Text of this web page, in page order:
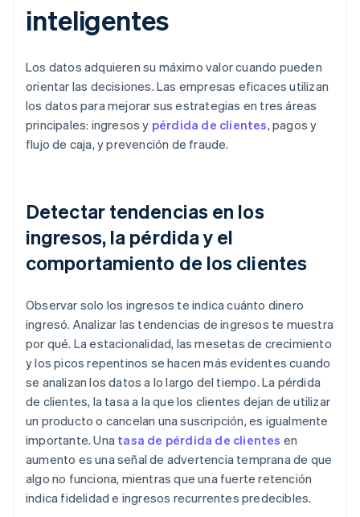
inteligentes
Los datos adquieren su máximo valor cuando pueden
orientar las decisiones. Las empresas eficaces utilizan
los datos para mejorar sus estrategias en tres áreas
principales: ingresos y pérdida de clientes, pagos y
flujo de caja, y prevención de fraude.
Detectar tendencias en los
ingresos, la pérdida y el
comportamiento de los clientes
Observar solo los ingresos te indica cuánto dinero
ingresó. Analizar las tendencias de ingresos te muestra
por qué. La estacionalidad, las mesetas de crecimiento
y los picos repentinos se hacen más evidentes cuando
se analizan los datos a lo largo del tiempo. La pérdida
de clientes, la tasa a la que los clientes dejan de utilizar
un producto o cancelan una suscripción, es igualmente
importante. Una tasa de pérdida de clientes en
aumento es una señal de advertencia temprana de que
algo no funciona, mientras que una fuerte retención
indica fidelidad e ingresos recurrentes predecibles.